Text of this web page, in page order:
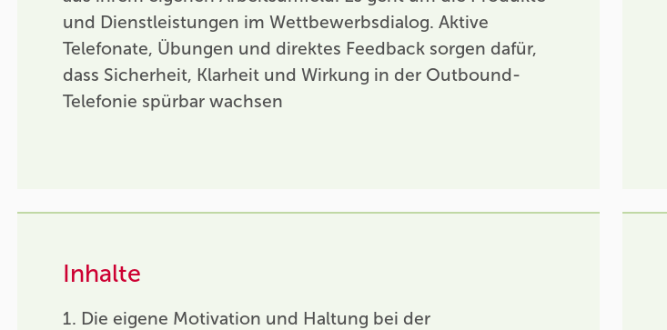
und Dienstleistungen im Wettbewerbsdialog. Aktive
Telefonate, Übungen und direktes Feedback sorgen dafür,
dass Sicherheit, Klarheit und Wirkung in der Outbound-
Telefonie spürbar wachsen
Inhalte
Die eigene Motivation und Haltung bei der